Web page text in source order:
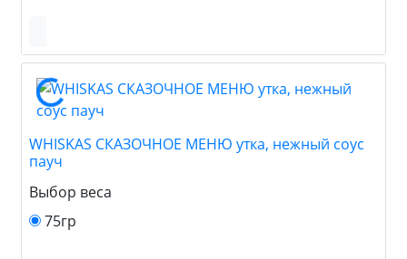
WHISKAS СКАЗОЧНОЕ МЕНЮ утка, нежный соус
пауч
Выбор веса
75гр